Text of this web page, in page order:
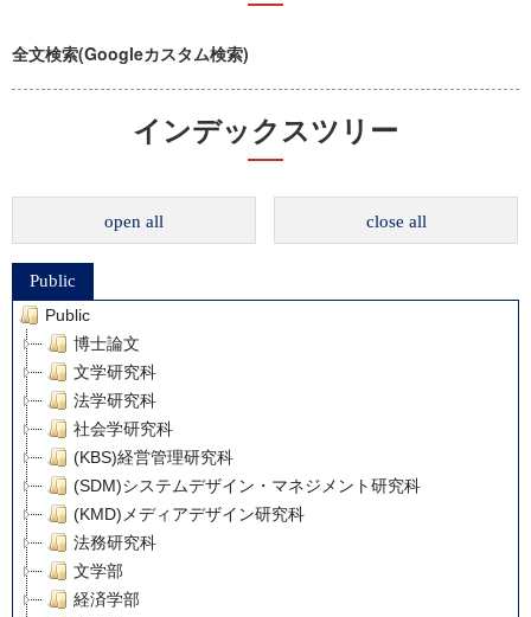
全文検索(Googleカスタム検索)
インデックスツリー
open all close all
Public
Public
博士論文
文学研究科
法学研究科
社会学研究科
(KBS)経営管理研究科
(SDM)システムデザイン・マネジメント研究科
(KMD)メディアデザイン研究科
法務研究科
文学部
経済学部